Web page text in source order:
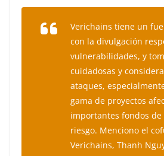
Verichains tiene un
con la divulgación
vulnerabilidades, y
cuidadosas y
ataques,
gama de proyectos
importantes fondos de
riesgo. Menciono el
Verichains, Thanh